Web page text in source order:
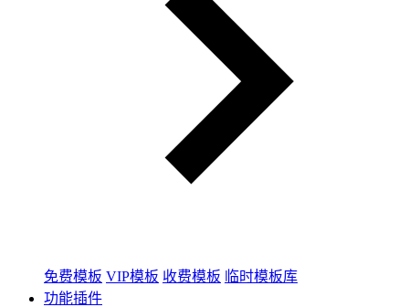
免费模板 VIP模板 收费模板 临时模板库
功能插件